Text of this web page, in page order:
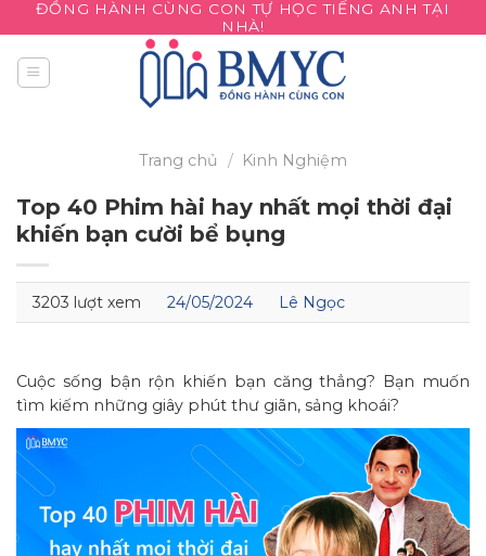
to
content
ĐỒNG HÀNH CÙNG CON TỰ HỌC TIẾNG ANH TẠI
NHÀ!
Trang chủ / Kinh Nghiệm
Top 40 Phim hài hay nhất mọi thời đại
khiến bạn cười bể bụng
3203 lượt xem 24/05/2024 Lê Ngọc
Cuộc sống bận rộn khiến bạn căng thẳng? Bạn muốn
tìm kiếm những giây phút thư giãn, sảng khoái?